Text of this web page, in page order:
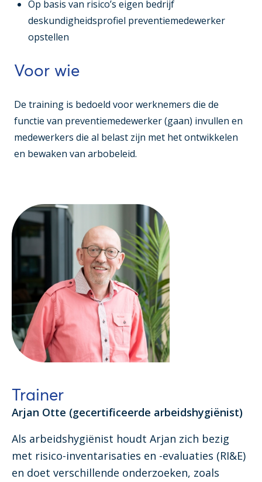
Op basis van risico’s eigen bedrijf
deskundigheidsprofiel preventiemedewerker
opstellen
Voor wie
De training is bedoeld voor werknemers die de
functie van preventiemedewerker (gaan) invullen en
medewerkers die al belast zijn met het ontwikkelen
en bewaken van arbobeleid.
Trainer
Arjan Otte (gecertificeerde arbeidshygiënist)
Als arbeidshygiënist houdt Arjan zich bezig
met risico-inventarisaties en -evaluaties (RI&E)
en doet verschillende onderzoeken, zoals